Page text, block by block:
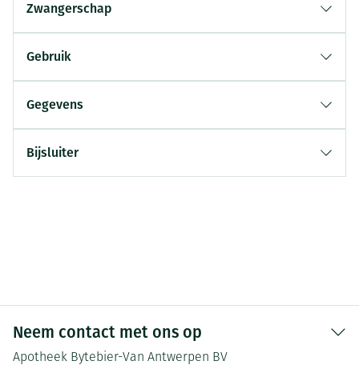
Zwangerschap
Gebruik
Gegevens
Bijsluiter
Neem contact met ons op
Apotheek Bytebier-Van Antwerpen BV